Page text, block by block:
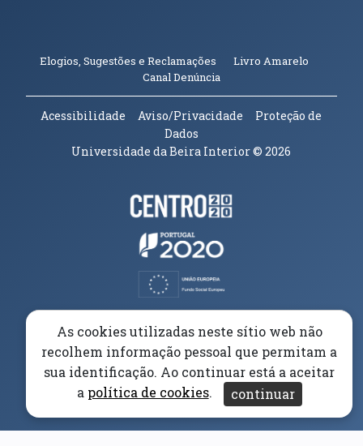
Elogios, Sugestões e Reclamações Livro Amarelo
Canal Denúncia(abre em nova janela)
Acessibilidade Aviso/Privacidade
Proteção de
Dados
Universidade da Beira Interior© 2026
Parceiros e Financiadores
(abre em nova janela)
(abre em nova janela)
As cookies utilizadas neste sítio web não
recolhem informação pessoal que permitam a
sua identificação. Ao continuar está a aceitar
a política de cookies. continuar